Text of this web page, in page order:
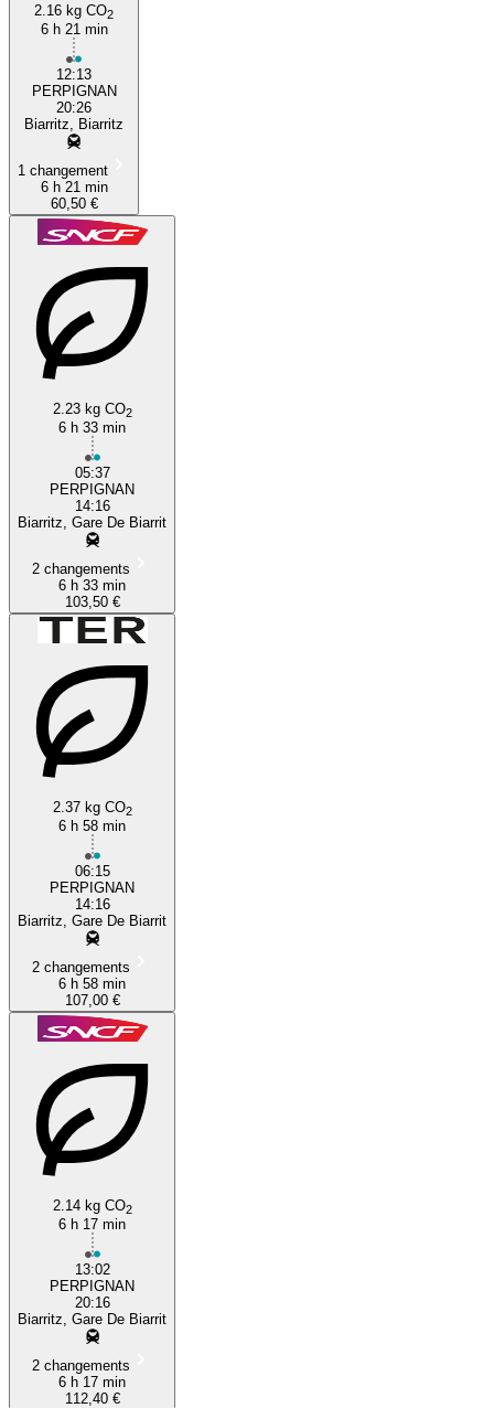
2.16 kg CO2
6 h 21 min
12:13
PERPIGNAN
20:26
Biarritz, Biarritz
1 changement
6 h 21 min
60,50 €
2.23 kg CO2
6 h 33 min
05:37
PERPIGNAN
14:16
Biarritz, Gare De Biarrit
2 changements
6 h 33 min
103,50 €
2.37 kg CO2
6 h 58 min
06:15
PERPIGNAN
14:16
Biarritz, Gare De Biarrit
2 changements
6 h 58 min
107,00 €
2.14 kg CO2
6 h 17 min
13:02
PERPIGNAN
20:16
Biarritz, Gare De Biarrit
2 changements
6 h 17 min
112,40 €